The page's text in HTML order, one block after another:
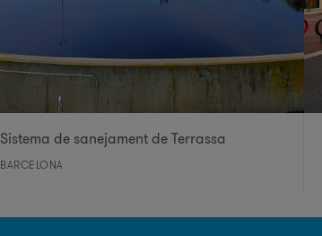
Sistema de sanejament de Terrassa
BARCELONA